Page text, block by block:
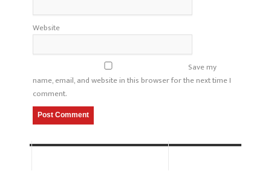
Website
Save my
name, email, and website in this browser for the next time I
comment.